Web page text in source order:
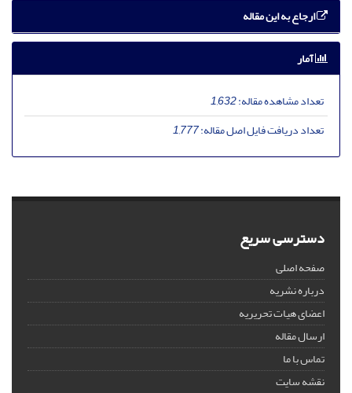
ارجاع به این مقاله
آمار
تعداد مشاهده مقاله:1,632
تعداد دریافت فایل اصل مقاله:1,777
دسترسی سریع
صفحه اصلی
درباره نشریه
اعضای هیات تحریریه
ارسال مقاله
تماس با ما
نقشه سایت